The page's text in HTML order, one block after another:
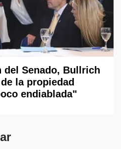
del Senado, Bullrich
la propiedad
endiablada"